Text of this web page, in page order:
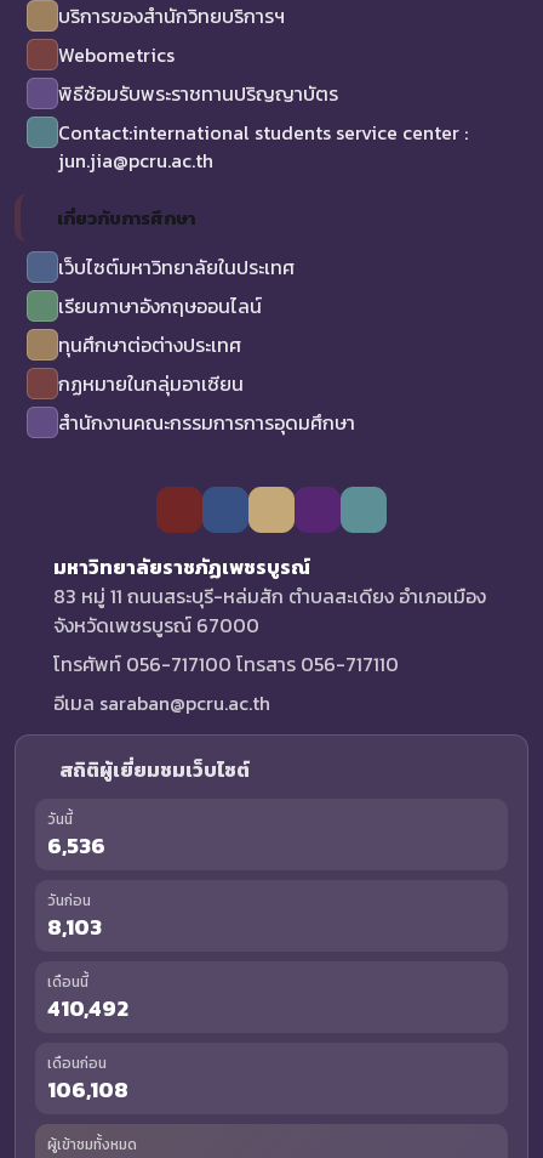
บริการของสำนักวิทยบริการฯ
Webometrics
พิธีซ้อมรับพระราชทานปริญญาบัตร
Contact:international students service center :
jun.jia@pcru.ac.th
เกี่ยวกับการศึกษา
เว็บไซต์มหาวิทยาลัยในประเทศ
เรียนภาษาอังกฤษออนไลน์
ทุนศึกษาต่อต่างประเทศ
กฏหมายในกลุ่มอาเซียน
สำนักงานคณะกรรมการการอุดมศึกษา
มหาวิทยาลัยราชภัฏเพชรบูรณ์
83 หมู่ 11 ถนนสระบุรี-หล่มสัก ตำบลสะเดียง อำเภอเมือง
จังหวัดเพชรบูรณ์ 67000
โทรศัพท์ 056-717100 โทรสาร 056-717110
อีเมล saraban@pcru.ac.th
สถิติผู้เยี่ยมชมเว็บไซต์
วันนี้
6,536
วันก่อน
8,103
เดือนนี้
410,492
เดือนก่อน
106,108
ผู้เข้าชมทั้งหมด